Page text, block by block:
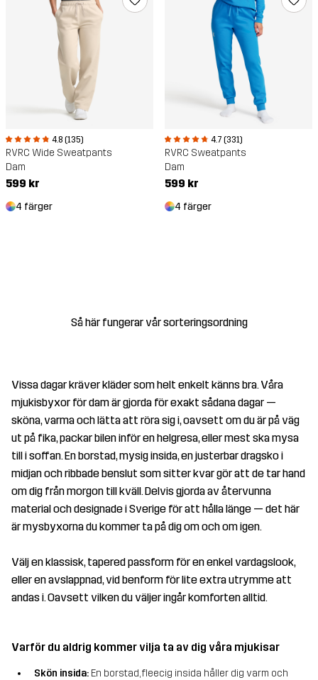
4.8 (135)
RVRC Wide Sweatpants
Dam
599 kr
4 färger
4.7 (331)
RVRC Sweatpants
Dam
599 kr
4 färger
Så här fungerar vår sorteringsordning
Vissa dagar kräver kläder som helt enkelt känns bra. Våra
mjukisbyxor för dam är gjorda för exakt sådana dagar —
sköna, varma och lätta att röra sig i, oavsett om du är på väg
ut på fika, packar bilen inför en helgresa, eller mest ska mysa
till i soffan. En borstad, mysig insida, en justerbar dragsko i
midjan och ribbade benslut som sitter kvar gör att de tar hand
om dig från morgon till kväll. Delvis gjorda av återvunna
material och designade i Sverige för att hålla länge — det här
är mysbyxorna du kommer ta på dig om och om igen.
Välj en klassisk, tapered passform för en enkel vardagslook,
eller en avslappnad, vid benform för lite extra utrymme att
andas i. Oavsett vilken du väljer ingår komforten alltid.
Varför du aldrig kommer vilja ta av dig våra mjukisar
Skön insida: En borstad, fleecig insida håller dig varm och